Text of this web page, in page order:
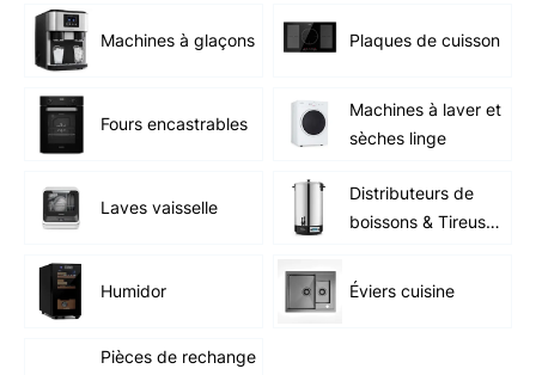
Machines à glaçons Plaques de cuisson
Fours encastrables
Machines à laver et
sèches linge
Laves vaisselle
Distributeurs de
boissons & Tireuse
Humidor Éviers cuisine
Pièces de rechange